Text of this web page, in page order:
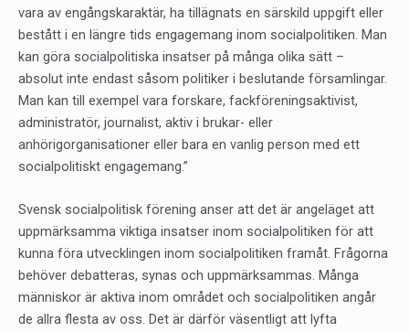
vara av engångskaraktär, ha tillägnats en särskild uppgift eller
bestått i en längre tids engagemang inom socialpolitiken. Man
kan göra socialpolitiska insatser på många olika sätt –
absolut inte endast såsom politiker i beslutande församlingar.
Man kan till exempel vara forskare, fackföreningsaktivist,
administratör, journalist, aktiv i brukar- eller
anhörigorganisationer eller bara en vanlig person med ett
socialpolitiskt engagemang.”
Svensk socialpolitisk förening anser att det är angeläget att
uppmärksamma viktiga insatser inom socialpolitiken för att
kunna föra utvecklingen inom socialpolitiken framåt. Frågorna
behöver debatteras, synas och uppmärksammas. Många
människor är aktiva inom området och socialpolitiken angår
de allra flesta av oss. Det är därför väsentligt att lyfta